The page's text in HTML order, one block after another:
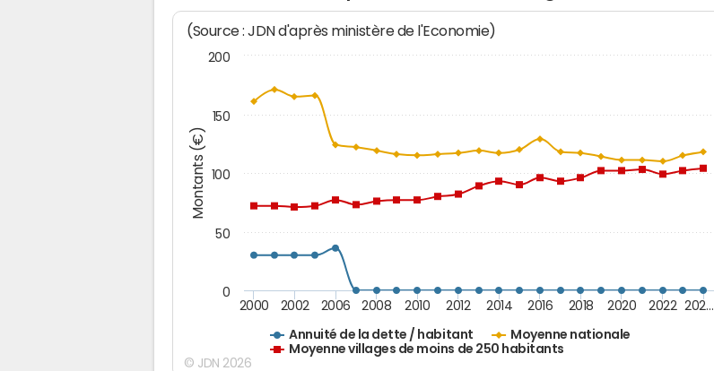
Montants (€)
(Source : JDN d'après ministère de l'Economie)
Annuité de la dette / habitant
Moyenne nationale
Moyenne villages de moins de 250 habitants
2000 2002 2006 2008 2010 2012 2014 2016 2018 2020 2022 202…
0
50
100
150
200
© JDN 2026